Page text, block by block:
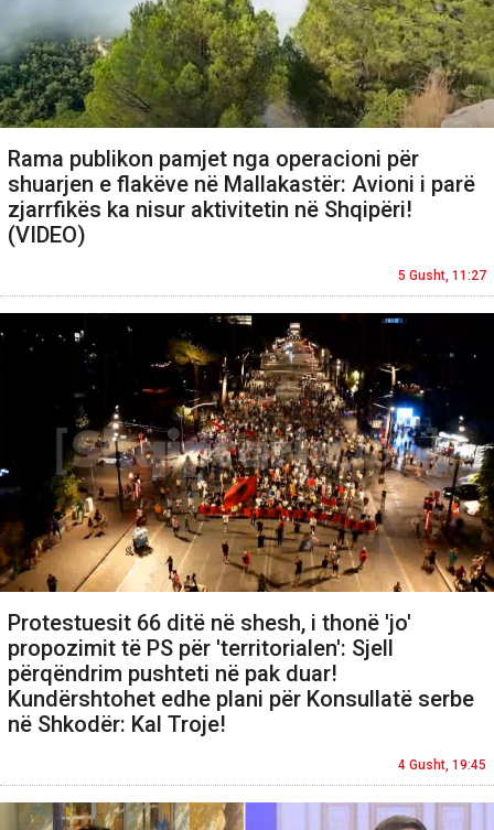
Rama publikon pamjet nga operacioni për
shuarjen e flakëve në Mallakastër: Avioni i parë
zjarrfikës ka nisur aktivitetin në Shqipëri!
(VIDEO)
5 Gusht, 11:27
Protestuesit 66 ditë në shesh, i thonë 'jo'
propozimit të PS për 'territorialen': Sjell
përqëndrim pushteti në pak duar!
Kundërshtohet edhe plani për Konsullatë serbe
në Shkodër: Kal Troje!
4 Gusht, 19:45